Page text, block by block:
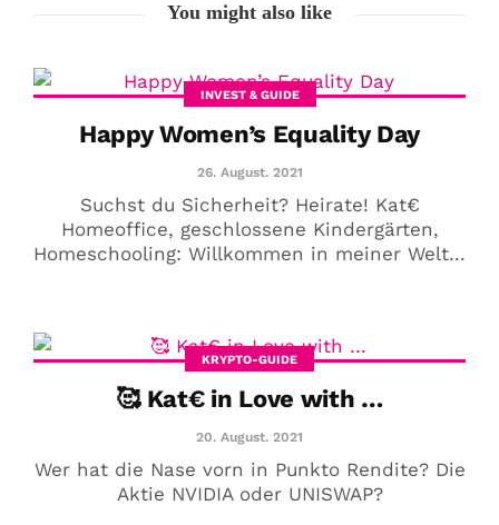
You might also like
INVEST & GUIDE
Happy Women’s Equality Day
26. August. 2021
Suchst du Sicherheit? Heirate! Kat€
Homeoffice, geschlossene Kindergärten,
Homeschooling: Willkommen in meiner Welt...
KRYPTO-GUIDE
🥰 Kat€ in Love with …
20. August. 2021
Wer hat die Nase vorn in Punkto Rendite? Die
Aktie NVIDIA oder UNISWAP?